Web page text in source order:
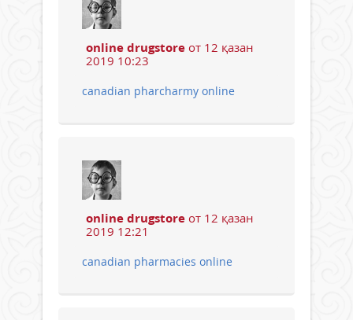
online drugstore от 12 қазан
2019 10:23
canadian pharcharmy online
online drugstore от 12 қазан
2019 12:21
canadian pharmacies online